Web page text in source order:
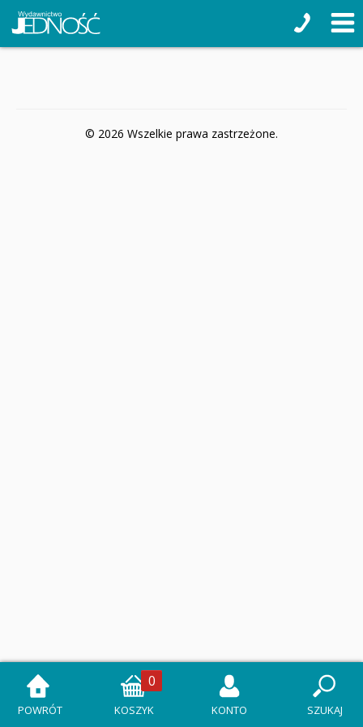
© 2026 Wszelkie prawa zastrzeżone.
POWRÓT
0
KOSZYK KONTO SZUKAJ